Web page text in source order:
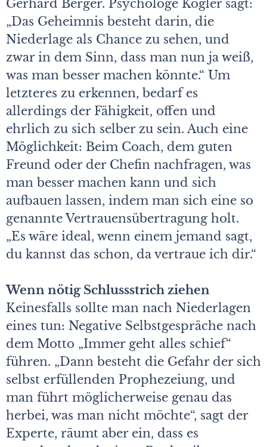
Gerhard Berger. Psychologe Kogler sagt:
„Das Geheimnis besteht darin, die
Niederlage als Chance zu sehen, und
zwar in dem Sinn, dass man nun ja weiß,
was man besser machen könnte.“ Um
letzteres zu erkennen, bedarf es
allerdings der Fähigkeit, offen und
ehrlich zu sich selber zu sein. Auch eine
Möglichkeit: Beim Coach, dem guten
Freund oder der Chefin nachfragen, was
man besser machen kann und sich
aufbauen lassen, indem man sich eine so
genannte Vertrauensübertragung holt.
„Es wäre ideal, wenn einem jemand sagt,
du kannst das schon, da vertraue ich dir.“
Wenn nötig Schlussstrich ziehen
Keinesfalls sollte man nach Niederlagen
eines tun: Negative Selbstgespräche nach
dem Motto „Immer geht alles schief“
führen. „Dann besteht die Gefahr der sich
selbst erfüllenden Prophezeiung, und
man führt möglicherweise genau das
herbei, was man nicht möchte“, sagt der
Experte, räumt aber ein, dass es